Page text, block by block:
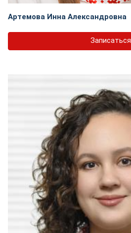
Артемова Инна Александровна
Записаться